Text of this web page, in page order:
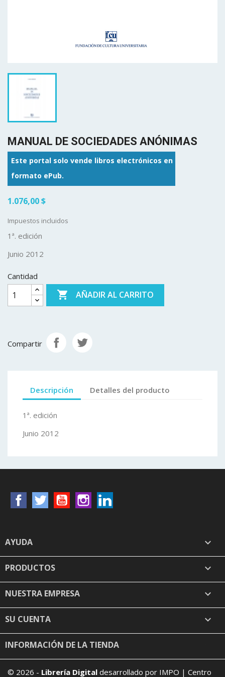
MANUAL DE SOCIEDADES ANÓNIMAS
Este portal solo vende libros electrónicos en
formato ePub.
1.076,00 $
Impuestos incluidos
1ª. edición
Junio 2012
Cantidad
 AÑADIR AL CARRITO
Compartir
Descripción Detalles del producto
1ª. edición
Junio 2012
FacebookTwitter YouTubeInstagram
AYUDA 
PRODUCTOS 
NUESTRA EMPRESA 
SU CUENTA 
INFORMACIÓN DE LA TIENDA
© 2026 - Librería Digital desarrollado por IMPO | Centro